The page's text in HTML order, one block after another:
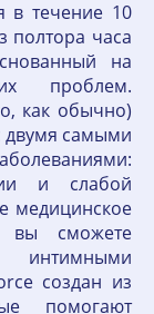
в течение 10
полтора часа
на
проблем.
как обычно)
двумя самыми
и слабой
медицинское
вы сможете
интимными
создан из
помогают